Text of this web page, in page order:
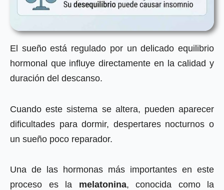
El sueño está regulado por un delicado equilibrio
hormonal que influye directamente en la calidad y
duración del descanso.
Cuando este sistema se altera, pueden aparecer
dificultades para dormir, despertares nocturnos o
un sueño poco reparador.
Una de las hormonas más importantes en este
proceso es la melatonina, conocida como la